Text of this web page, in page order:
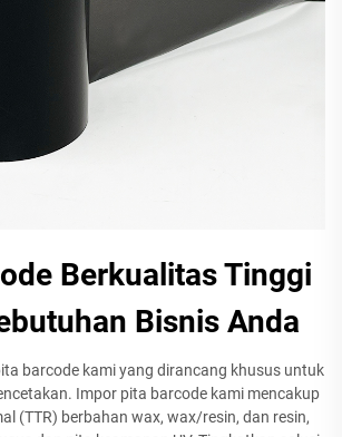
Berkualitas Tinggi
Bisnis Anda
barcode kami yang dirancang khusus untuk
Impor pita barcode kami mencakup
(TTR) berbahan wax, wax/resin, dan resin,